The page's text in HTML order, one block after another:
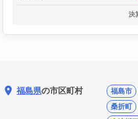
決
福島県の市区町村 福島市
桑折町